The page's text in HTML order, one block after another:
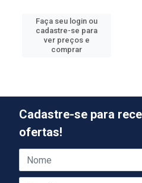
Faça seu login ou
cadastre-se para
ver preços e
comprar
Cadastre-se para
ofertas!